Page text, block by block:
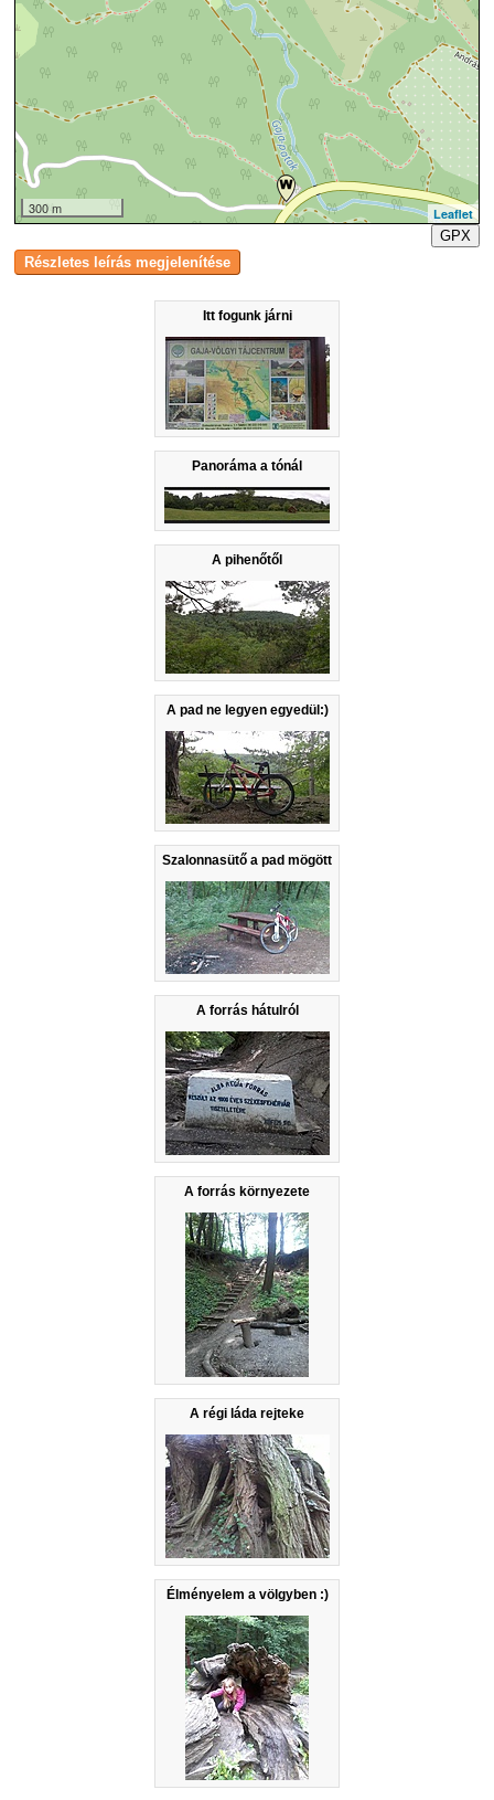
Itt fogunk járni
Panoráma a tónál
A pihenőtől
A pad ne legyen egyedül:)
Szalonnasütő a pad mögött
A forrás hátulról
A forrás környezete
A régi láda rejteke
Élményelem a völgyben :)
300 m
Leaflet
GPX